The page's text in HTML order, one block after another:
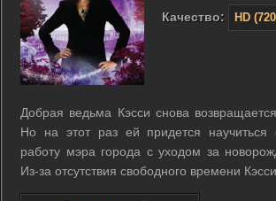
Качество:
HD
Добрая ведьма Кэсси снова
Но на этот раз ей придется научиться
работу мэра города с уходом за
Из-за отсутствия свободного времени
Джейк Рассел практически не высыпаются